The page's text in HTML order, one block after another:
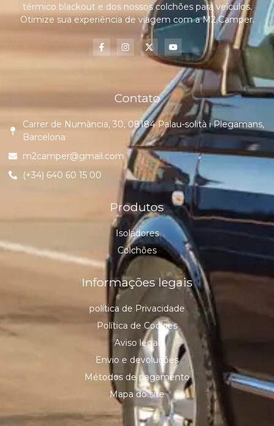
térmico blackout e dos nossos colchões para veículos.
Otimize sua experiência de viagem com a M2 Camper.
Contato
Carrer de Numància, 30, 08184 Palau-solità i Plegamans,
Barcelona
m2camper@gmail.com
(+34) 640 60 15 00
Produtos
Isoladores
Colchões
Informações legais
política de Privacidade
Política de Cookies
Aviso legal
Envio e devoluções
Métodos de pagamento
Mapa do site